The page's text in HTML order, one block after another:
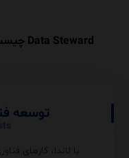
Data Steward چیست و دقیقاً چه کاری انجام می‌دهد؟
توسعه
با لاندا، کارهای